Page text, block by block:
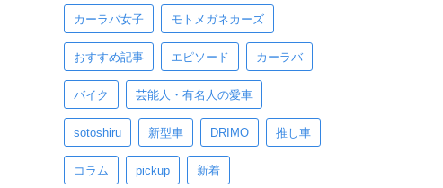
カーラバ女子 モトメガネカーズ
おすすめ記事 エピソード カーラバ
バイク 芸能人・有名人の愛車
sotoshiru 新型車 DRIMO 推し車
コラム pickup 新着